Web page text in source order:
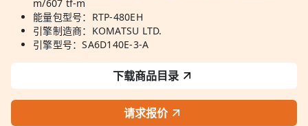
m/607 tf-m
能量包型号：RTP-480EH
引擎制造商：KOMATSU LTD.
引擎型号：SA6D140E-3-A
下载商品目录
请求报价